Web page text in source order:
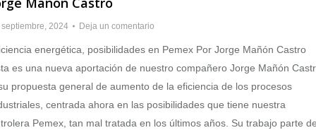
2024 Deja un comentario
energética, posibilidades en Pemex Por Jorge Mañón Castro
es una nueva aportación de nuestro compañero Jorge Mañón
propuesta general de aumento de la eficiencia de los procesos
centrada ahora en las posibilidades que tiene nuestra
Pemex, tan mal tratada en los últimos años. Su trabajo parte